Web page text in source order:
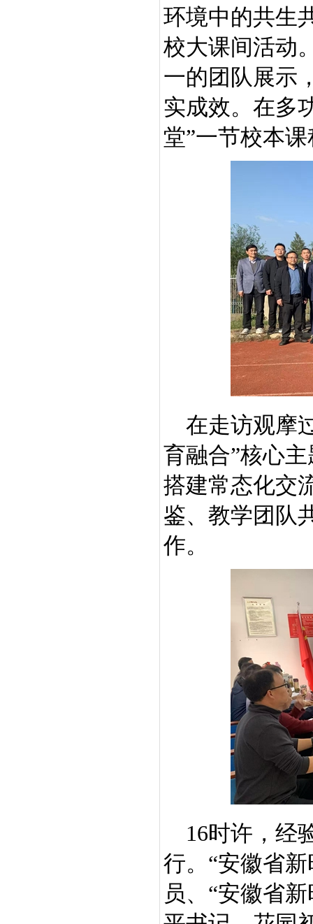
环境中的共生
校大课间活动
一的团队展示
实成效。在多
堂”一节校本
在走访观摩
育融合”核心
搭建常态化交
鉴、教学团队
作。
16时许，经
行。“安徽省
员、 “安徽省